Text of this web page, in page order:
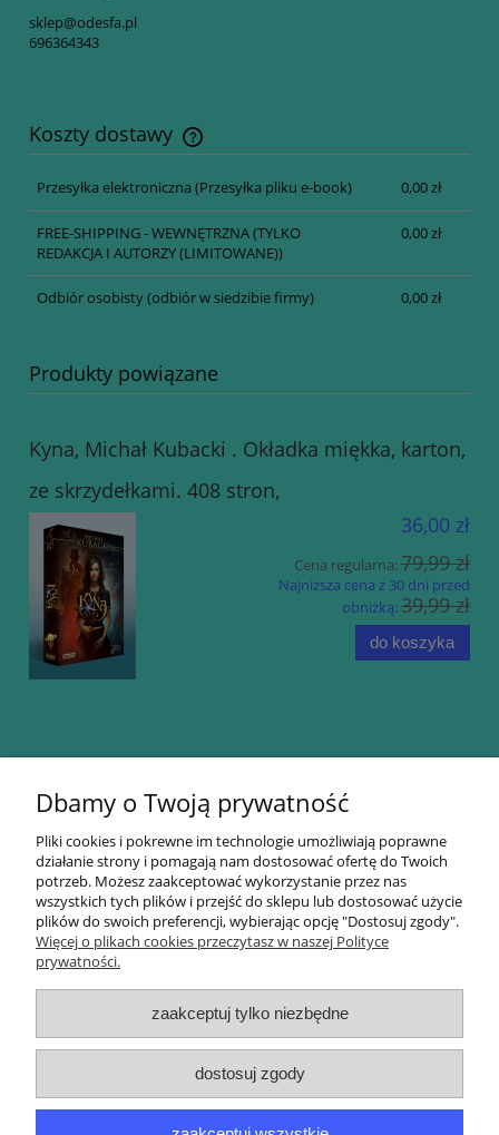
sklep@odesfa.pl
696364343
Koszty dostawy
Cena nie zawiera ewentualnych kosztów płatności
Przesyłka elektroniczna (Przesyłka pliku e-book) 0,00 zł
FREE-SHIPPING - WEWNĘTRZNA(TYLKO
REDAKCJA I AUTORZY (LIMITOWANE))
0,00 zł
Odbiór osobisty(odbiór w siedzibie firmy) 0,00 zł
Produkty powiązane
Kyna, Michał Kubacki . Okładka miękka, karton,
ze skrzydełkami. 408 stron,
36,00 zł
Cena regularna: 79,99 zł
Najniższa cena z 30 dni przed
obniżką: 39,99 zł
do koszyka
28 lipca 2026
Przeczytane. Bardzo fajne. Czekam na kolejne ksiazki tego
autora
Informacje
Zakupy
Moje konto
Dbamy o Twoją prywatność
Pliki cookies i pokrewne im technologie umożliwiają poprawne
działanie strony i pomagają nam dostosować ofertę do Twoich
potrzeb. Możesz zaakceptować wykorzystanie przez nas
wszystkich tych plików i przejść do sklepu lub dostosować użycie
plików do swoich preferencji, wybierając opcję "Dostosuj zgody".
Więcej o plikach cookies przeczytasz w naszej Polityce
prywatności.
zaakceptuj tylko niezbędne
dostosuj zgody